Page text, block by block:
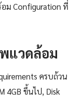
ม Configuration ที่
แวดล้อม
ครบถ้วน
4GB ขึ้นไป, Disk